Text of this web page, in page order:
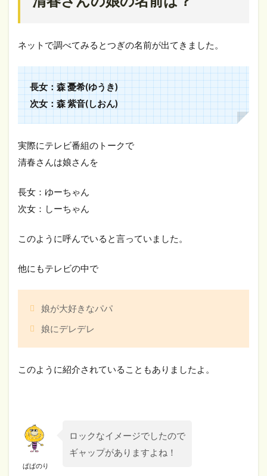
ネットで調べてみるとつぎの名前が出てきました。
長女：森 憂希(ゆうき)
次女：森 紫音(しおん)
実際にテレビ番組のトークで
清春さんは娘さんを
長女：ゆーちゃん
次女：しーちゃん
このように呼んでいると言っていました。
他にもテレビの中で
娘が大好きなパパ
娘にデレデレ
このように紹介されていることもありましたよ。
ぱぱのり
ロックなイメージでしたので
ギャップがありますよね！